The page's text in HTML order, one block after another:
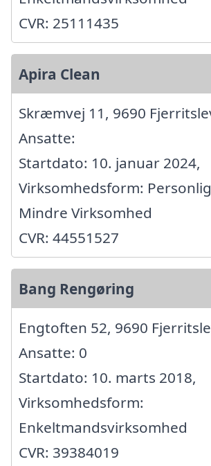
CVR: 25111435
Apira Clean
Skræmvej 11, 9690
Ansatte:
Startdato: 10. januar 2024,
Virksomhedsform:
Mindre Virksomhed
CVR: 44551527
Bang Rengøring
Engtoften 52, 9690
Ansatte: 0
Startdato: 10. marts 2018,
Virksomhedsform:
Enkeltmandsvirksomhed
CVR: 39384019